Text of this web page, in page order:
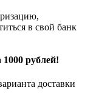
в свой банк
рублей!
доставки